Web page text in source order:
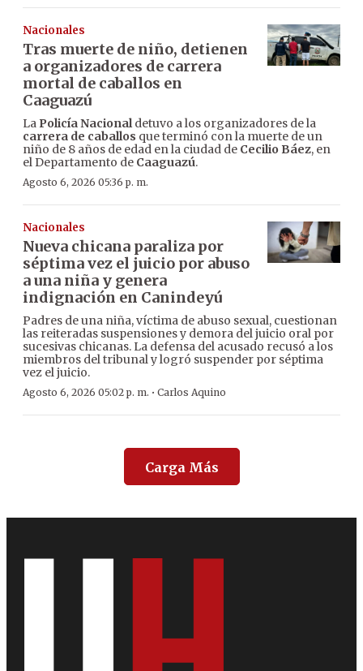
Nacionales
Tras muerte de niño, detienen
a organizadores de carrera
mortal de caballos en
Caaguazú
La Policía Nacionaldetuvo a los organizadores de la
carrera de caballos que terminó con la muerte de un
niño de 8 años de edad en la ciudad de Cecilio Báez, en
el Departamento de Caaguazú.
Agosto 6, 2026 05:36 p. m.
Nacionales
Nueva chicana paraliza por
séptima vez el juicio por abuso
a una niña y genera
indignación en Canindeyú
Padres de una niña, víctima de abuso sexual, cuestionan
las reiteradas suspensiones y demora del juicio oral por
sucesivas chicanas. La defensa del acusado recusó a los
miembros del tribunal y logró suspender por séptima
vez el juicio.
Agosto 6, 2026 05:02 p. m. · Carlos Aquino
Carga Más